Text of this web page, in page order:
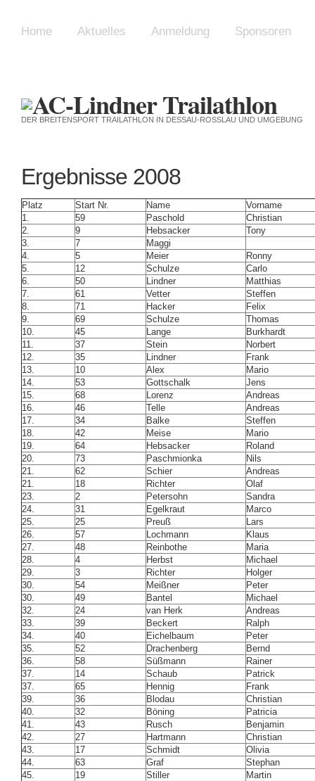
DER BREITENSPORT TRAILATHLON IN DESSAU-ROSSLAU UND UMGEBUNG
Home Aktuelles Anmeldung Sponsoren
Ergebnisse 2008
Platz Start Nr. Name
Vorname
1.
59 Paschold
Christian
2.
9 Hebsacker
Tony
3.
7
Maggi
4.
5 Meier
Ronny
5.
12 Schulze
Carlo
6.
50 Lindner
Matthias
7.
61 Vetter
Steffen
8.
71 Hacker
Felix
9.
69 Schulze
Thomas
10.
45 Lange
Burkhardt
11.
37 Stein
Norbert
12.
35 Lindner
Frank
13.
10 Alex
Mario
14.
53 Gottschalk
Jens
15.
68 Lorenz
Andreas
16.
46 Telle
Andreas
17.
34 Balke
Steffen
18.
42 Meise
Mario
19.
64 Hebsacker
Roland
20.
73 Paschmionka
Nils
21.
62 Schier
Andreas
21.
18 Richter
Olaf
23.
2 Petersohn
Sandra
24.
31 Egelkraut
Marco
25.
25 Preuß
Lars
26.
57 Lochmann
Klaus
27.
48 Reinbothe
Maria
28.
4 Herbst
Michael
29.
3 Richter
Holger
30.
54 Meißner
Peter
30.
49 Bantel
Michael
32.
24 van Herk
Andreas
33.
39 Beckert
Ralph
34.
40 Eichelbaum
Peter
35.
52 Drachenberg
Bernd
36.
58 Süßmann
Rainer
37.
14 Schaub
Patrick
37.
65 Hennig
Frank
39.
36 Blodau
Christian
40.
32 Böning
Patricia
41.
43 Rusch
Benjamin
42.
27 Hartmann
Christian
43.
17 Schmidt
Olivia
44.
63 Graf
Stephan
45.
19 Stiller
Martin